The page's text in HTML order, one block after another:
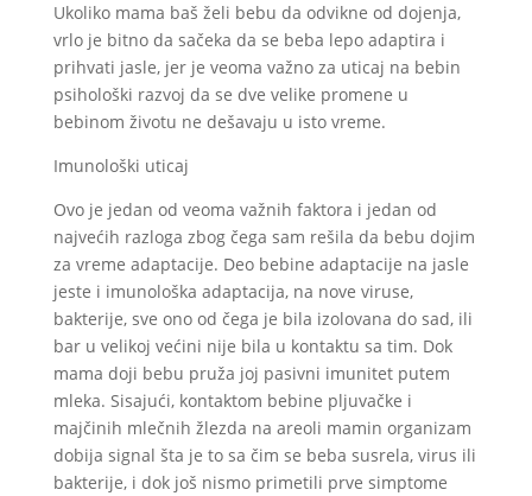
Ukoliko mama baš želi bebu da odvikne od dojenja,
vrlo je bitno da sačeka da se beba lepo adaptira i
prihvati jasle, jer je veoma važno za uticaj na bebin
psihološki razvoj da se dve velike promene u
bebinom životu ne dešavaju u isto vreme.
Imunološki uticaj
Ovo je jedan od veoma važnih faktora i jedan od
najvećih razloga zbog čega sam rešila da bebu dojim
za vreme adaptacije. Deo bebine adaptacije na jasle
jeste i imunološka adaptacija, na nove viruse,
bakterije, sve ono od čega je bila izolovana do sad, ili
bar u velikoj većini nije bila u kontaktu sa tim. Dok
mama doji bebu pruža joj pasivni imunitet putem
mleka. Sisajući, kontaktom bebine pljuvačke i
majčinih mlečnih žlezda na areoli mamin organizam
dobija signal šta je to sa čim se beba susrela, virus ili
bakterije, i dok još nismo primetili prve simptome